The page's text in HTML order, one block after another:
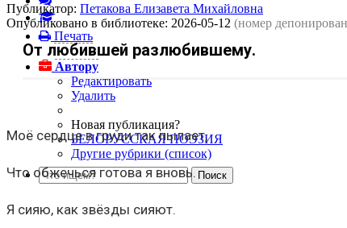
Печать
Автору
Редактировать
Удалить
Новая публикация?
БЕЛОРУССКАЯ ПОЭЗИЯ
Другие рубрики (список)
Публикатор: Петакова Елизавета Михайловна
Опубликовано в библиотеке: 2026-05-12 (номер
От любившей разлюбившему.
Моё сердце в груди так пылает,
Что обжечься готова я вновь.
Я сияю, как звёзды сияют.